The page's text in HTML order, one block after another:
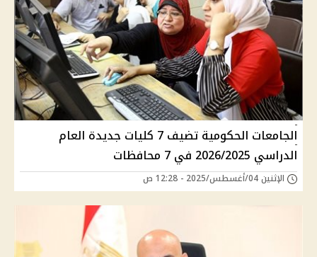
الجامعات الحكومية تضيف 7 كليات جديدة العام
الدراسي 2026/2025 في 7 محافظات
الإثنين 04/أغسطس/2025 - 12:28 ص